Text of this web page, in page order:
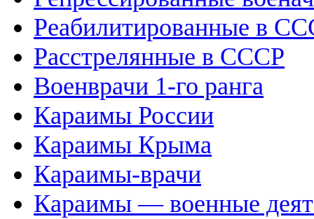
Реабилитированные в
Расстрелянные в СССР
Военврачи 1-го ранга
Караимы России
Караимы Крыма
Караимы-врачи
Караимы — военные